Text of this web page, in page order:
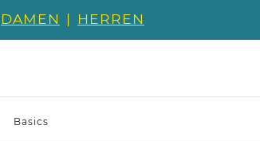
DAMEN | HERREN
Basics